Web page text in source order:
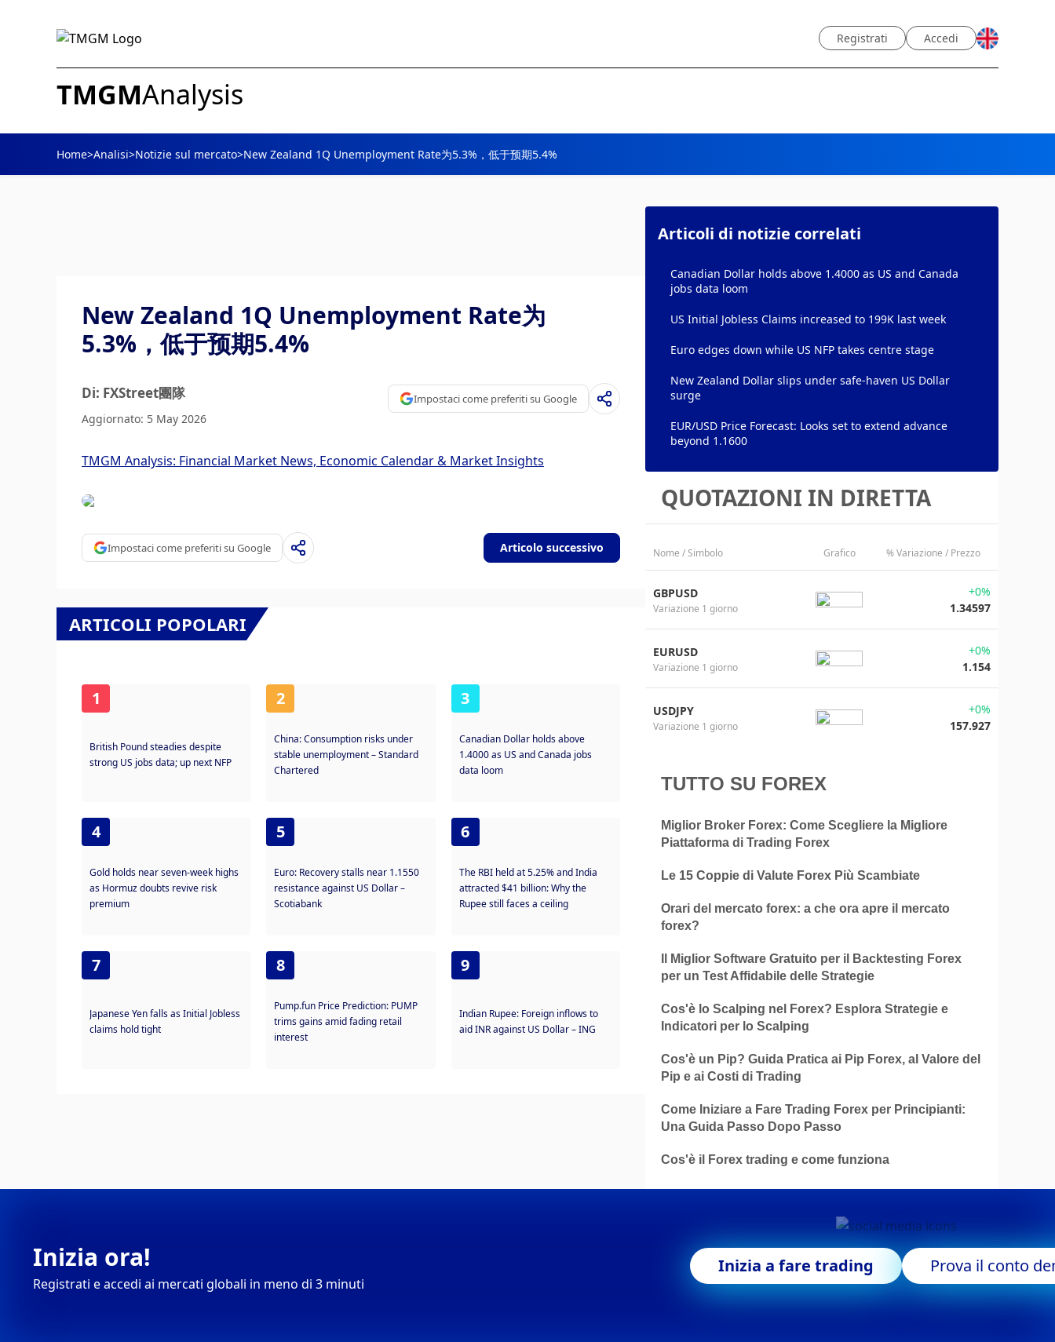
Registrati Accedi
TMGMAnalysis
Home>Analisi>Notizie sul mercato>New Zealand 1Q Unemployment Rate为5.3%，低于预期5.4%
New Zealand 1Q Unemployment Rate为
5.3%，低于预期5.4%
Di: FXStreet團隊
Aggiornato: 5 May 2026
Impostaci come preferiti su Google
TMGM Analysis: Financial Market News, Economic Calendar & Market Insights
Impostaci come preferiti su Google Articolo successivo
ARTICOLI POPOLARI
1
British Pound steadies despite
strong US jobs data; up next NFP
2
China: Consumption risks under
stable unemployment – Standard
Chartered
3
Canadian Dollar holds above
1.4000 as US and Canada jobs
data loom
4
Gold holds near seven-week highs
as Hormuz doubts revive risk
premium
5
Euro: Recovery stalls near 1.1550
resistance against US Dollar –
Scotiabank
6
The RBI held at 5.25% and India
attracted $41 billion: Why the
Rupee still faces a ceiling
7
Japanese Yen falls as Initial Jobless
claims hold tight
8
Pump.fun Price Prediction: PUMP
trims gains amid fading retail
interest
9
Indian Rupee: Foreign inflows to
aid INR against US Dollar – ING
Articoli di notizie correlati
Canadian Dollar holds above 1.4000 as US and Canada
jobs data loom
US Initial Jobless Claims increased to 199K last week
Euro edges down while US NFP takes centre stage
New Zealand Dollar slips under safe-haven US Dollar
surge
EUR/USD Price Forecast: Looks set to extend advance
beyond 1.1600
QUOTAZIONI IN DIRETTA
Nome / Simbolo Grafico % Variazione / Prezzo
GBPUSD
Variazione 1 giorno
+0%
1.34597
EURUSD
Variazione 1 giorno
+0%
1.154
USDJPY
Variazione 1 giorno
+0%
157.927
TUTTO SU FOREX
Miglior Broker Forex: Come Scegliere la Migliore
Piattaforma di Trading Forex
Le 15 Coppie di Valute Forex Più Scambiate
Orari del mercato forex: a che ora apre il mercato
forex?
Il Miglior Software Gratuito per il Backtesting Forex
per un Test Affidabile delle Strategie
Cos'è lo Scalping nel Forex? Esplora Strategie e
Indicatori per lo Scalping
Cos'è un Pip? Guida Pratica ai Pip Forex, al Valore del
Pip e ai Costi di Trading
Come Iniziare a Fare Trading Forex per Principianti:
Una Guida Passo Dopo Passo
Cos'è il Forex trading e come funziona
Inizia ora!
Registrati e accedi ai mercati globali in meno di 3 minuti
Inizia a fare trading Prova il conto